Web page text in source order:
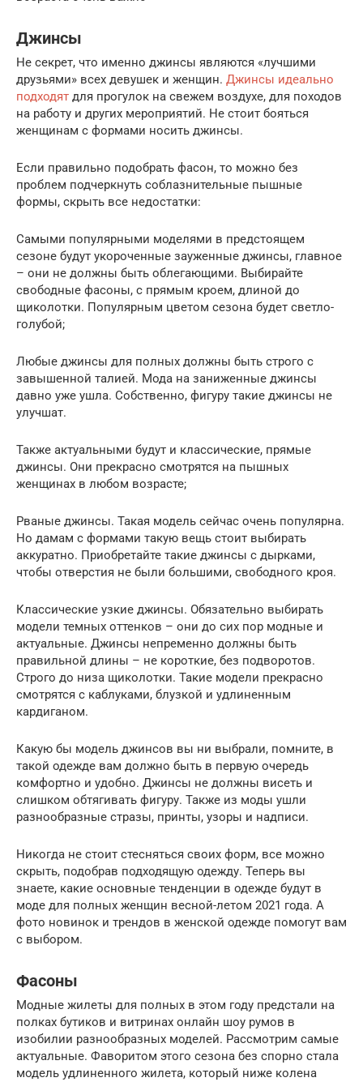
Джинсы
Не секрет, что именно джинсы являются «лучшими
друзьями» всех девушек и женщин. Джинсы идеально
подходят для прогулок на свежем воздухе, для походов
на работу и других мероприятий. Не стоит бояться
женщинам с формами носить джинсы.
Если правильно подобрать фасон, то можно без
проблем подчеркнуть соблазнительные пышные
формы, скрыть все недостатки:
Самыми популярными моделями в предстоящем
сезоне будут укороченные зауженные джинсы, главное
– они не должны быть облегающими. Выбирайте
свободные фасоны, с прямым кроем, длиной до
щиколотки. Популярным цветом сезона будет светло-
голубой;
Любые джинсы для полных должны быть строго с
завышенной талией. Мода на заниженные джинсы
давно уже ушла. Собственно, фигуру такие джинсы не
улучшат.
Также актуальными будут и классические, прямые
джинсы. Они прекрасно смотрятся на пышных
женщинах в любом возрасте;
Рваные джинсы. Такая модель сейчас очень популярна.
Но дамам с формами такую вещь стоит выбирать
аккуратно. Приобретайте такие джинсы с дырками,
чтобы отверстия не были большими, свободного кроя.
Классические узкие джинсы. Обязательно выбирать
модели темных оттенков – они до сих пор модные и
актуальные. Джинсы непременно должны быть
правильной длины – не короткие, без подворотов.
Строго до низа щиколотки. Такие модели прекрасно
смотрятся с каблуками, блузкой и удлиненным
кардиганом.
Какую бы модель джинсов вы ни выбрали, помните, в
такой одежде вам должно быть в первую очередь
комфортно и удобно. Джинсы не должны висеть и
слишком обтягивать фигуру. Также из моды ушли
разнообразные стразы, принты, узоры и надписи.
Никогда не стоит стесняться своих форм, все можно
скрыть, подобрав подходящую одежду. Теперь вы
знаете, какие основные тенденции в одежде будут в
моде для полных женщин весной-летом 2021 года. А
фото новинок и трендов в женской одежде помогут вам
с выбором.
Фасоны
Модные жилеты для полных в этом году предстали на
полках бутиков и витринах онлайн шоу румов в
изобилии разнообразных моделей. Рассмотрим самые
актуальные. Фаворитом этого сезона без спорно стала
модель удлиненного жилета, который ниже колена